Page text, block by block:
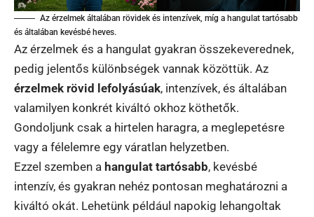
Az érzelmek általában rövidek és intenzívek, míg a hangulat tartósabb
és általában kevésbé heves.
Az érzelmek és a hangulat gyakran összekeverednek,
pedig jelentős különbségek vannak közöttük. Az
érzelmek rövid lefolyásúak, intenzívek, és általában
valamilyen konkrét kiváltó okhoz köthetők.
Gondoljunk csak a hirtelen haragra, a meglepetésre
vagy a félelemre egy váratlan helyzetben.
Ezzel szemben a hangulat tartósabb, kevésbé
intenzív, és gyakran nehéz pontosan meghatározni a
kiváltó okát. Lehetünk például napokig lehangoltak